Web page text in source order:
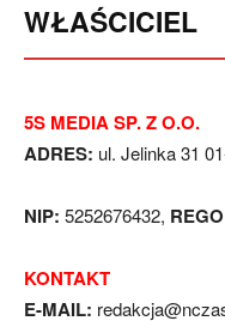
WŁAŚCICIEL
5S MEDIA SP. Z O.O.
ADRES: ul. Jelinka 31
NIP: 5252676432,
KONTAKT
E-MAIL: